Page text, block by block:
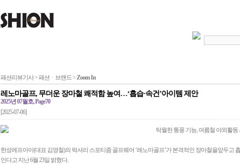
패션리뷰기사 > 패션ㆍ브랜드 >Zoom In
레노마골프, 무더운 장마철 쾌적함 높여…‘흡습·속건’아이템 제안
2025년 07월호, Page70
[2025-07-06]
탁월한 통풍 기능, 여름철 야외활동
한성에프아이(대표 김영철)의 럭셔리 스포티즘 골프웨어 ‘레노마골프’가 본격적인 장마철을앞두고
인다고 지난 6월 23일 밝혔다.